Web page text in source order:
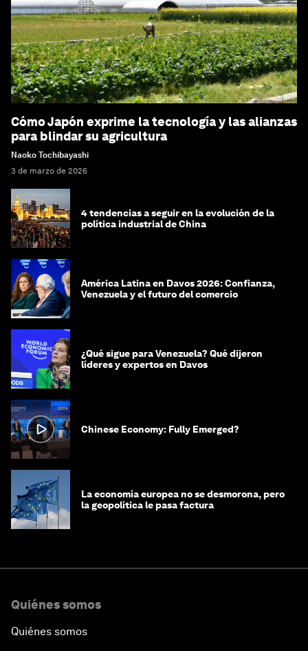
Cómo Japón exprime la tecnología y las alianzas
para blindar su agricultura
Naoko Tochibayashi
3 de marzo de 2026
4 tendencias a seguir en la evolución de la
política industrial de China
América Latina en Davos 2026: Confianza,
Venezuela y el futuro del comercio
¿Qué sigue para Venezuela? Qué dijeron
líderes y expertos en Davos
Chinese Economy: Fully Emerged?
La economía europea no se desmorona, pero
la geopolítica le pasa factura
Quiénes somos
Quiénes somos